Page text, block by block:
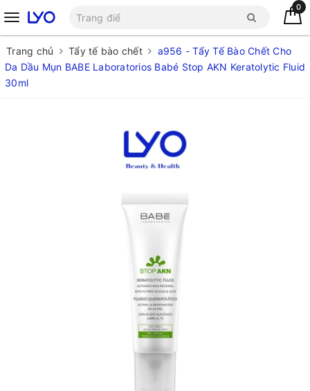
0
Trang chủ Tẩy tế bào chết
a956 - Tẩy Tế Bào Chết Cho
Da Dầu Mụn BABE Laboratorios Babé Stop AKN Keratolytic Fluid
30ml